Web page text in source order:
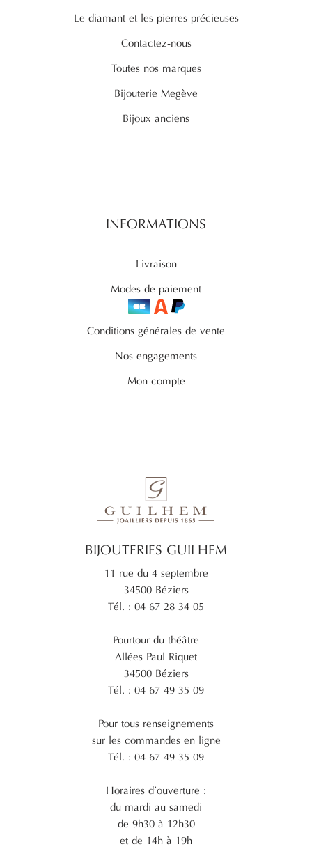
Le diamant et les pierres précieuses
Contactez-nous
Toutes nos marques
Bijouterie Megève
Bijoux anciens
INFORMATIONS
Livraison
Modes de paiement
Conditions générales de vente
Nos engagements
Mon compte
BIJOUTERIES GUILHEM
11 rue du 4 septembre
34500 Béziers
Tél. : 04 67 28 34 05
Pourtour du théâtre
Allées Paul Riquet
34500 Béziers
Tél. : 04 67 49 35 09
Pour tous renseignements
sur les commandes en ligne
Tél. : 04 67 49 35 09
Horaires d’ouverture :
du mardi au samedi
de 9h30 à 12h30
et de 14h à 19h